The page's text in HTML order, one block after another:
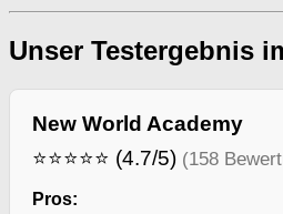
Unser Testergebnis
New World Academy
⭐⭐⭐⭐⭐ (4.7/5) (158
Pros: